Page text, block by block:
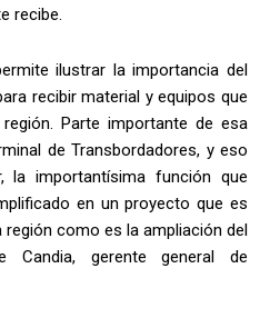
recibe.
ilustrar la importancia del
recibir material y equipos que
Parte importante de esa
de Transbordadores, y eso
la importantísima función que
en un proyecto que es
como es la ampliación del
Candia, gerente general de